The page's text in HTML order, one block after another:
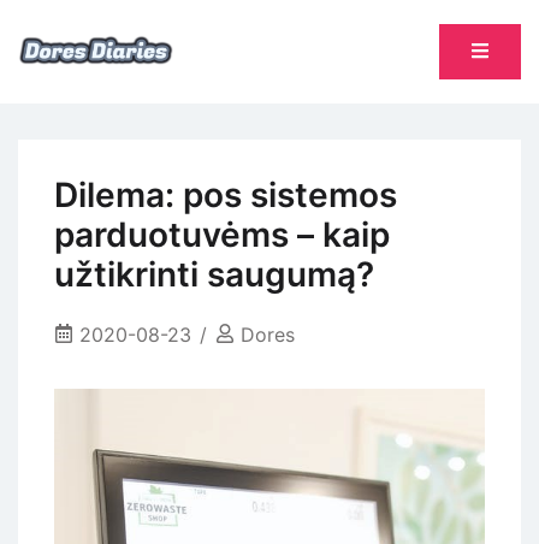
Dilema: pos sistemos
parduotuvėms – kaip
užtikrinti saugumą?
2020-08-23 Dores